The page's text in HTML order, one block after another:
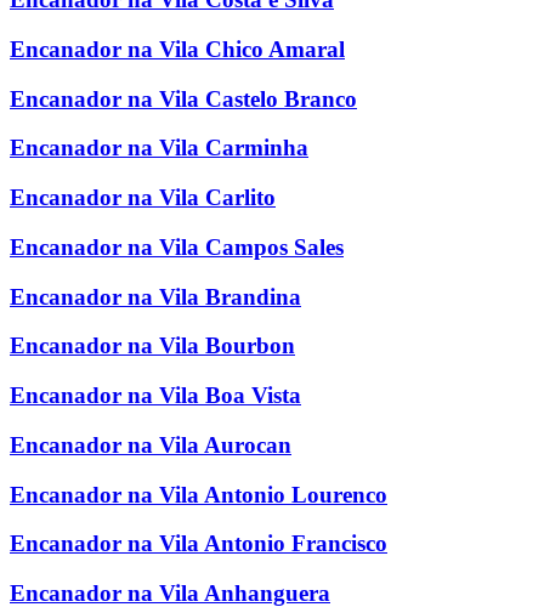
Encanador na Vila Chico Amaral
Encanador na Vila Castelo Branco
Encanador na Vila Carminha
Encanador na Vila Carlito
Encanador na Vila Campos Sales
Encanador na Vila Brandina
Encanador na Vila Bourbon
Encanador na Vila Boa Vista
Encanador na Vila Aurocan
Encanador na Vila Antonio Lourenco
Encanador na Vila Antonio Francisco
Encanador na Vila Anhanguera